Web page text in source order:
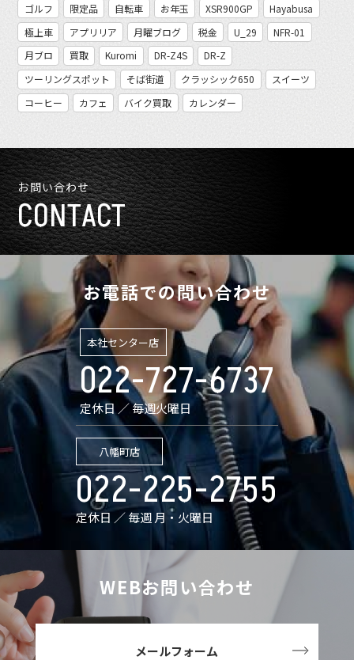
ゴルフ
限定品 自転車 お年玉 XSR900GP
Hayabusa
極上車
アプリリア 月曜ブログ 税金 U_29
NFR-01
月ブロ
買取 Kuromi DR-Z4S
DR-Z
ツーリングスポット
そば街道 クラッシック650
スイーツ
コーヒー
カフェ バイク買取 カレンダー
お問い合わせ
CONTACT
お電話での問い合わせ
本社センター店
022-727-6737
定休日 ／ 毎週火曜日
八幡町店
022-225-2755
定休日 ／ 毎週 月・火曜日
WEBお問い合わせ
メールフォーム